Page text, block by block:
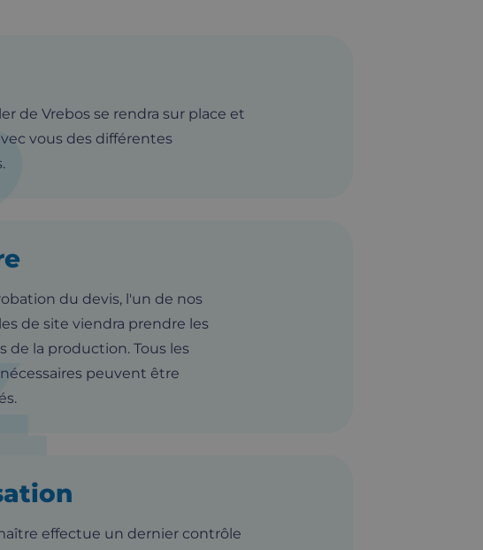
de Vrebos se rendra sur place et
vous des différentes
du devis, l'un de nos
de site viendra prendre les
de la production. Tous les
peuvent être
effectue un dernier contrôle